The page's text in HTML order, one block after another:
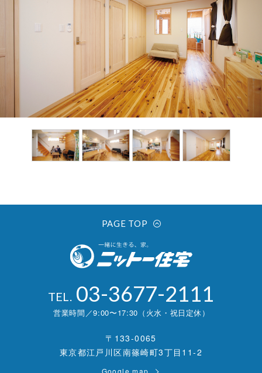
PAGE TOP
TEL. 03-3677-2111
営業時間／9:00〜17:30（火水・祝日定休）
〒133-0065
東京都江戸川区南篠崎町3丁目11-2